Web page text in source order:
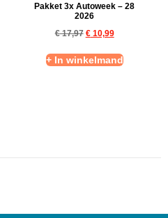
Pakket 3x Autoweek – 28
2026
€17,97 €10,99
+ In winkelmand